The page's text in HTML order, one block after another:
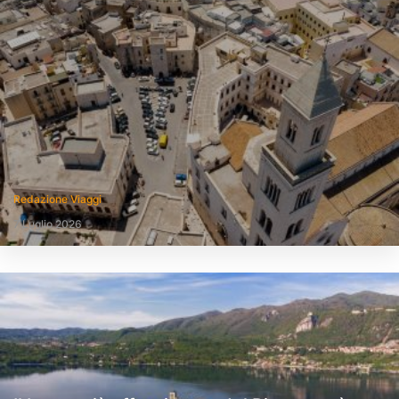
Redazione Viaggi
7 Luglio 2026